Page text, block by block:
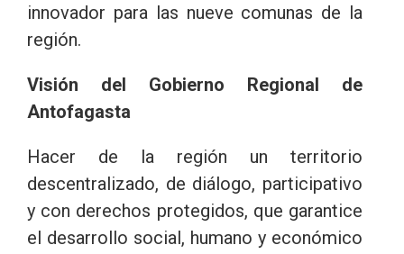
innovador para las nueve comunas de la
región.
Visión del Gobierno Regional de
Antofagasta
Hacer de la región un territorio
descentralizado, de diálogo, participativo
y con derechos protegidos, que garantice
el desarrollo social, humano y económico